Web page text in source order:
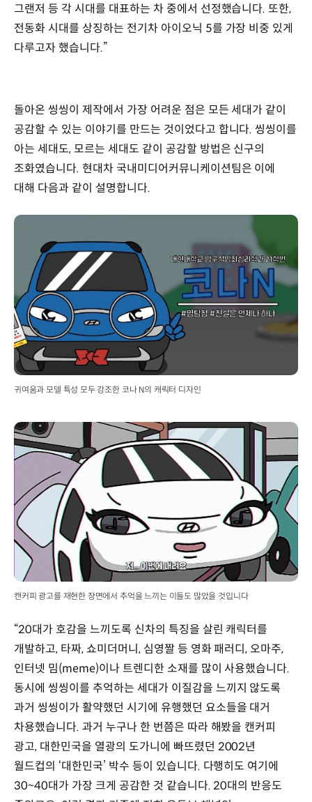
그랜저 등 각 시대를 대표하는 차 중에서 선정했습니다. 또한,
전동화 시대를 상징하는 전기차 아이오닉 5를 가장 비중 있게
다루고자 했습니다.”
돌아온 씽씽이 제작에서 가장 어려운 점은 모든 세대가 같이
공감할 수 있는 이야기를 만드는 것이었다고 합니다. 씽씽이를
아는 세대도, 모르는 세대도 같이 공감할 방법은 신구의
조화였습니다. 현대차 국내미디어커뮤니케이션팀은 이에
대해 다음과 같이 설명합니다.
귀여움과 모델 특성 모두 강조한 코나 N의 캐릭터 디자인
캔커피 광고를 재현한 장면에서 추억을 느끼는 이들도 많았을 것입니다
“20대가 호감을 느끼도록 신차의 특징을 살린 캐릭터를
개발하고, 타짜, 쇼미더머니, 심영짤 등 영화 패러디, 오마주,
인터넷 밈(meme)이나 트렌디한 소재를 많이 사용했습니다.
동시에 씽씽이를 추억하는 세대가 이질감을 느끼지 않도록
과거 씽씽이가 활약했던 시기에 유행했던 요소들을 대거
차용했습니다. 과거 누구나 한 번쯤은 따라 해봤을 캔커피
광고, 대한민국을 열광의 도가니에 빠뜨렸던 2002년
월드컵의 ‘대한민국’ 박수 등이 있습니다. 다행히도 여기에
30~40대가 가장 크게 공감한 것 같습니다. 20대의 반응도